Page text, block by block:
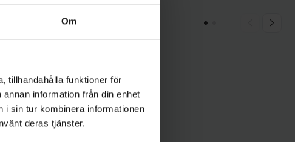
Om
tillhandahålla funktioner för
information från din enhet
i sin tur kombinera informationen
deras tjänster.
79 kr